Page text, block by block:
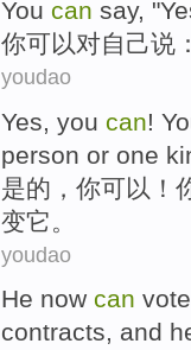
You can say, "
你可以对自己说
youdao
Yes you can!
person or one
是的 ， 你可以 ！
变它 。
youdao
He now can vote
contracts, and